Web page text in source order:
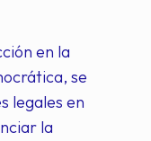
en la
se
legales en
la